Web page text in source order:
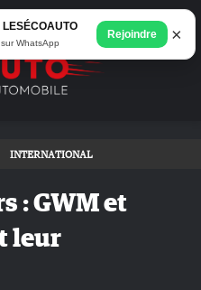
INTERNATIONAL
: GWM et
leur
WhatsApp
Rejoindre ×